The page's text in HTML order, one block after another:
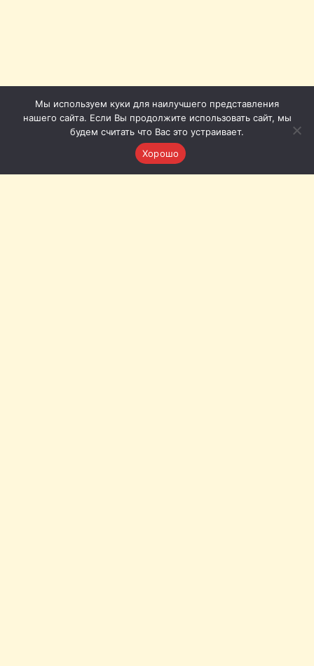
Мы используем куки для наилучшего представления
нашего сайта. Если Вы продолжите использовать сайт, мы
будем считать что Вас это устраивает.
Хорошо